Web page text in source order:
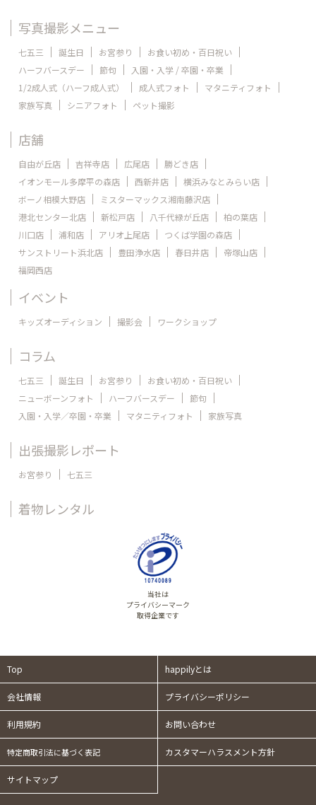
写真撮影メニュー
七五三 誕生日 お宮参り
お食い初め・百日祝い
ハーフバースデー
節句
入園・入学 / 卒園・卒業
1/2成人式（ハーフ成人式）
成人式フォト
マタニティフォト
家族写真
シニアフォト ペット撮影
店舗
自由が丘店 吉祥寺店 広尾店
勝どき店
イオンモール多摩平の森店
西新井店
横浜みなとみらい店
ボーノ相模大野店
ミスターマックス湘南藤沢店
港北センター北店
新松戸店 八千代緑が丘店
柏の葉店
川口店
浦和店 アリオ上尾店
つくば学園の森店
サンストリート浜北店
豊田浄水店 春日井店
帝塚山店
福岡西店
イベント
キッズオーディション 撮影会 ワークショップ
コラム
七五三 誕生日 お宮参り
お食い初め・百日祝い
ニューボーンフォト
ハーフバースデー
節句
入園・入学／卒園・卒業
マタニティフォト 家族写真
出張撮影レポート
お宮参り 七五三
着物レンタル
当社は
プライバシーマーク
取得企業です
Top happilyとは
会社情報 プライバシーポリシー
利用規約 お問い合わせ
特定商取引法に基づく表記 カスタマーハラスメント方針
サイトマップ